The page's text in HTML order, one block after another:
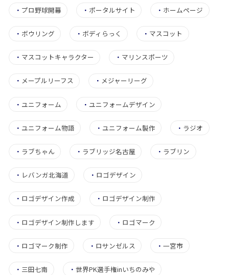
・ プロ野球開幕 ・ ポータルサイト ・ ホームページ
・ ボウリング ・ ボディらっく ・ マスコット
・ マスコットキャラクター ・ マリンスポーツ
・ メープルリーフス ・ メジャーリーグ
・ ユニフォーム ・ ユニフォームデザイン
・ ユニフォーム物語 ・ ユニフォーム製作 ・ ラジオ
・ ラブちゃん ・ ラブリッジ名古屋 ・ ラブリン
・ レバンガ北海道 ・ ロゴデザイン
・ ロゴデザイン作成 ・ ロゴデザイン制作
・ ロゴデザイン制作します ・ ロゴマーク
・ ロゴマーク制作 ・ ロサンゼルス ・一宮市
・ 三田七南 ・世界PK選手権inいちのみや